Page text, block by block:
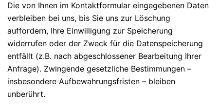
Die von Ihnen im Kontaktformular eingegebenen Daten
verbleiben bei uns, bis Sie uns zur Löschung
auffordern, Ihre Einwilligung zur Speicherung
widerrufen oder der Zweck für die Datenspeicherung
entfällt (z.B. nach abgeschlossener Bearbeitung Ihrer
Anfrage). Zwingende gesetzliche Bestimmungen –
insbesondere Aufbewahrungsfristen – bleiben
unberührt.